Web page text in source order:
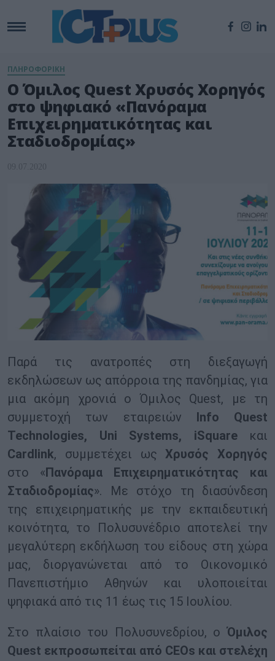
ΠΛΗΡΟΦΟΡΙΚΗ
Ο Όμιλος Quest Χρυσός Χορηγός
στο ψηφιακό «Πανόραμα
Επιχειρηματικότητας και
Σταδιοδρομίας»
09.07.2020
Παρά τις ανατροπές στη διεξαγωγή
εκδηλώσεων ως απόρροια της πανδημίας, για
μια ακόμη χρονιά ο Όμιλος Quest, με τη
συμμετοχή των εταιρειών Info Quest
Technologies, Uni Systems, iSquareκαι
Cardlink, συμμετέχει ωςΧρυσός Χορηγός
στο « Πανόραμα Επιχειρηματικότητας και
Σταδιοδρομίας». Με στόχο τη διασύνδεση
της επιχειρηματικής με την εκπαιδευτική
κοινότητα, το Πολυσυνέδριο αποτελεί την
μεγαλύτερη εκδήλωση του είδους στη χώρα
μας, διοργανώνεται από το Οικονομικό
Πανεπιστήμιο Αθηνών και υλοποιείται
ψηφιακά από τις 11 έως τις 15 Ιουλίου.
Στο πλαίσιο του Πολυσυνεδρίου, οΌμιλος
Quest εκπροσωπείται από CEOs και στελέχη